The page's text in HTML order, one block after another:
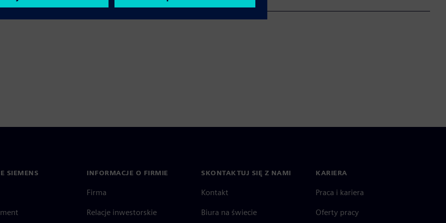
SIEMENS INFORMACJE O FIRMIE
Firma
Relacje inwestorskie
SKONTAKTUJ SIĘ Z NAMI
Kontakt
Biura na świecie
KARIERA
Praca i kariera
Oferty pracy